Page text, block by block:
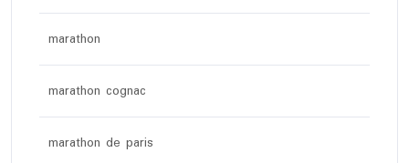
marathon
marathon cognac
marathon de paris